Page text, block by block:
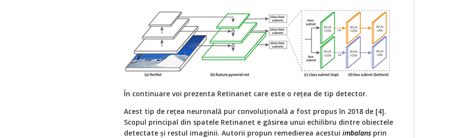
În continuare voi prezenta Retinanet care este o rețea de tip detector.
Acest tip de rețea neuronală pur convoluțională a fost propus în 2018 de [4].
Scopul principal din spatele Retinanet e găsirea unui echilibru dintre obiectele
detectate și restul imaginii. Autorii propun remedierea acestui imbalans prin